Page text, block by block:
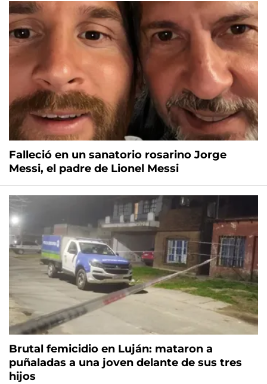
Falleció en un sanatorio rosarino Jorge
Messi, el padre de Lionel Messi
Brutal femicidio en Luján: mataron a
puñaladas a una joven delante de sus tres
hijos